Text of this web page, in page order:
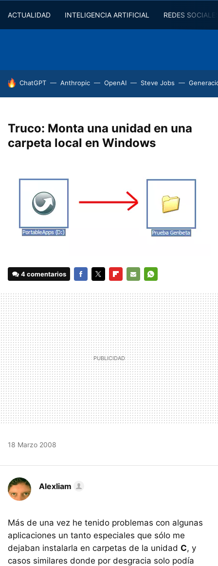
ACTUALIDAD INTELIGENCIA ARTIFICIAL REDES
HOY SE HABLA DE
ChatGPT Anthropic OpenAI Steve Jobs
Truco: Monta una unidad en una
carpeta local en Windows
4 comentarios
MAIL
18 Marzo 2008
Alexliam
Más de una vez he tenido problemas con algunas
aplicaciones un tanto especiales que sólo me
dejaban instalarla en carpetas de la unidad C, y
casos similares donde por desgracia solo podía